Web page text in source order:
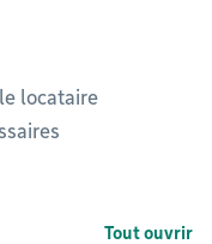
locataire
Tout ouvrir